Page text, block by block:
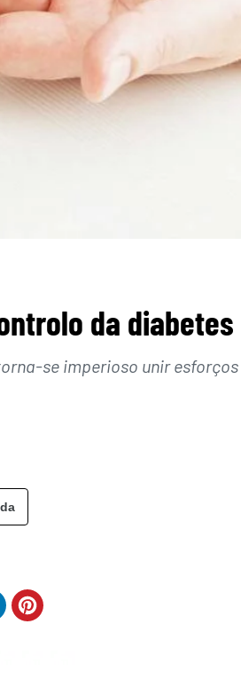
da diabetes
se imperioso unir esforços